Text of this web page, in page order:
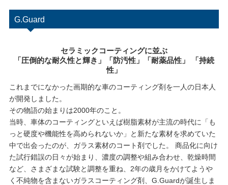
G.Guard
セラミックコーティングに並ぶ
「圧倒的な耐久性と輝き」「防汚性」「耐薬品性」 「持続
性」
これまでになかった画期的な車のコーティング剤を一人の日本人
が開発しました。
その物語の始まりは2000年のこと。
当時、車体のコーティングといえば樹脂素材が主流の時代に「も
っと硬度や機能性を高められないか」と新たな素材を求めていた
中で出会ったのが、ガラス素材のコート剤でした。 商品化に向け
た試行錯誤の日々が始まり、濃度の調整や組み合わせ、乾燥時間
など、さまざまな試験と調整を重ね、2年の歳月をかけてようや
く不純物を含まないガラスコーティング剤、G.Guardが誕生しま